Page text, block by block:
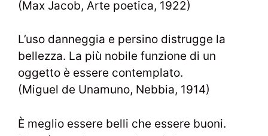
(Max Jacob, Arte poetica, 1922)
L’uso danneggia e persino distrugge la
bellezza. La più nobile funzione di un
oggetto è essere contemplato.
(Miguel de Unamuno, Nebbia, 1914)
È meglio essere belli che essere buoni.